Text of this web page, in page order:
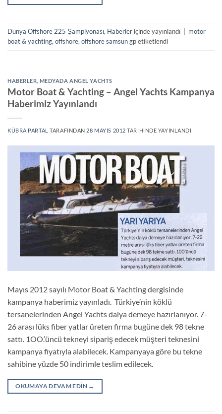
Dünya Offshore 225 Şampiyonası, Haberler içinde yayınlandı
motor
boat & yachting,offshore,offshore samsun gpetiketlendi
HABERLER MEDYADA ANGEL YACHTS
Motor Boat & Yachting – Angel Yachts Kampanya
Haberimiz Yayınlandı
KÜBRA PARTAL TARAFINDAN 28 MAYIS 2012 TARIHINDE YAYINLANDI
Mayıs 2012 sayılı Motor Boat & Yachting dergisinde
kampanya haberimiz yayınladı. Türkiye’nin köklü
tersanelerinden Angel Yachts dalya demeye hazırlanıyor. 7-
26 arası lüks fiber yatlar üreten firma bugüne dek 98 tekne
sattı. 1OO.’üncü tekneyi sipariş edecek müşteri teknesini
kampanya fiyatıyla alabilecek. Kampanyaya göre bu tekne
sahibine yüzde 50 indirimle teslim edilecek.
OKUMAYA DEVAM EDIN →